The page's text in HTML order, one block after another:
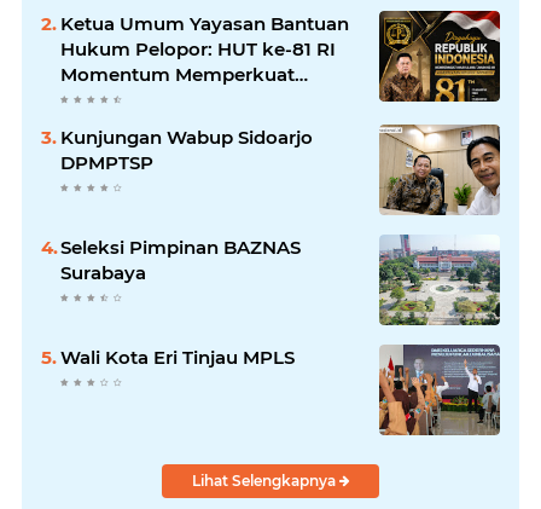
Ketua Umum Yayasan Bantuan
Hukum Pelopor: HUT ke-81 RI
Momentum Memperkuat
Keadilan, Persatuan, dan
Pengabdian kepada Masyarakat
Kunjungan Wabup Sidoarjo
DPMPTSP
Seleksi Pimpinan BAZNAS
Surabaya
Wali Kota Eri Tinjau MPLS
Lihat Selengkapnya